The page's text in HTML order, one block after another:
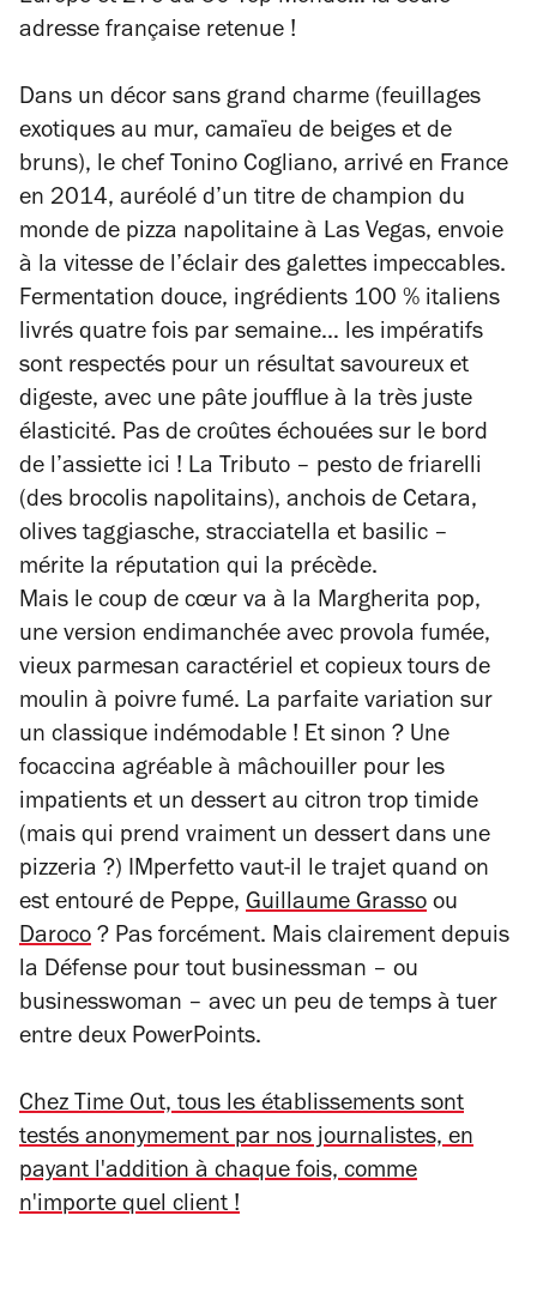
adresse française retenue !
Dans un décor sans grand charme (feuillages
exotiques au mur, camaïeu de beiges et de
bruns), le chef Tonino Cogliano, arrivé en France
en 2014, auréolé d’un titre de champion du
monde de pizza napolitaine à Las Vegas, envoie
à la vitesse de l’éclair des galettes impeccables.
Fermentation douce, ingrédients 100 % italiens
livrés quatre fois par semaine… les impératifs
sont respectés pour un résultat savoureux et
digeste, avec une pâte joufflue à la très juste
élasticité. Pas de croûtes échouées sur le bord
de l’assiette ici ! La Tributo – pesto de friarelli
(des brocolis napolitains), anchois de Cetara,
olives taggiasche, stracciatella et basilic –
mérite la réputation qui la précède.
Mais le coup de cœur va à la Margherita pop,
une version endimanchée avec provola fumée,
vieux parmesan caractériel et copieux tours de
moulin à poivre fumé. La parfaite variation sur
un classique indémodable ! Et sinon ? Une
focaccina agréable à mâchouiller pour les
impatients et un dessert au citron trop timide
(mais qui prend vraiment un dessert dans une
pizzeria ?) IMperfetto vaut-il le trajet quand on
est entouré de Peppe, Guillaume Grasso ou
Daroco ? Pas forcément. Mais clairement depuis
la Défense pour tout businessman – ou
businesswoman – avec un peu de temps à tuer
entre deux PowerPoints.
Chez Time Out, tous les établissements sont
testés anonymement par nos journalistes, en
payant l'addition à chaque fois, comme
n'importe quel client !